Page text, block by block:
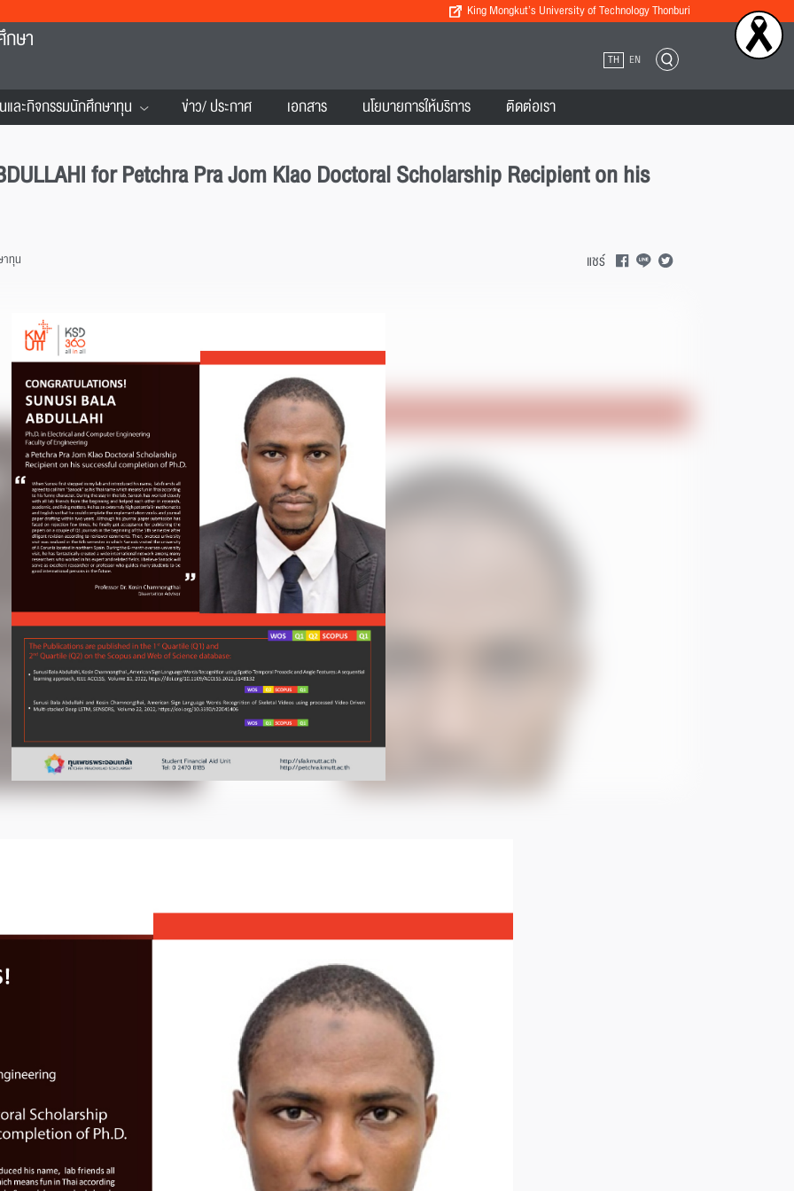
King Mongkut’s University of Technology Thonburi
กษา
TH EN
และกิจกรรมนักศึกษาทุน ข่าว/ ประกาศ เอกสาร นโยบายการให้บริการ ติดต่อเรา
for Petchra Pra Jom Klao Doctoral Scholarship Recipient on his
ทุน แชร์